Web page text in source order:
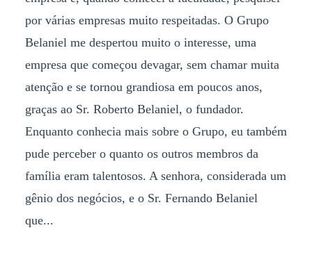
por várias empresas muito respeitadas. O Grupo
Belaniel me despertou muito o interesse, uma
empresa que começou devagar, sem chamar muita
atenção e se tornou grandiosa em poucos anos,
graças ao Sr. Roberto Belaniel, o fundador.
Enquanto conhecia mais sobre o Grupo, eu também
pude perceber o quanto os outros membros da
família eram talentosos. A senhora, considerada um
gênio dos negócios, e o Sr. Fernando Belaniel
que...